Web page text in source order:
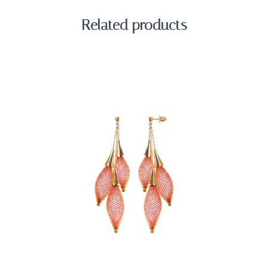
Related products